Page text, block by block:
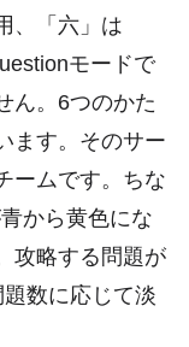
、「六」は
モードで
ん。6つのかた
ます。そのサー
ームです。ちな
から黄色にな
攻略する問題が
数に応じて淡